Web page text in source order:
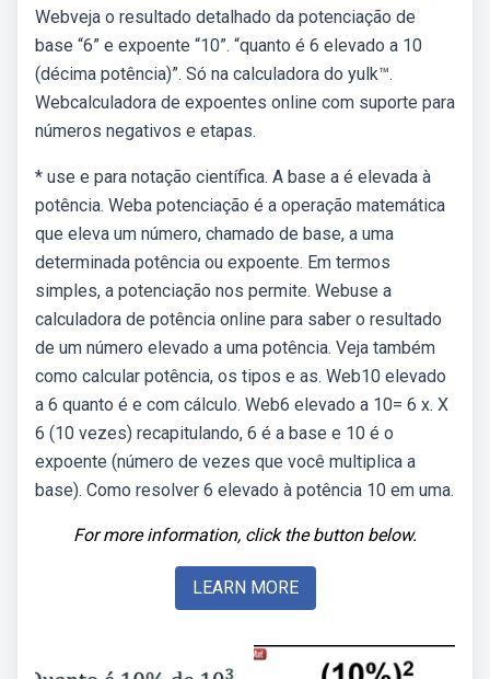
Webveja o resultado detalhado da potenciação de
base “6” e expoente “10”. “quanto é 6 elevado a 10
(décima potência)”. Só na calculadora do yulk™.
Webcalculadora de expoentes online com suporte para
números negativos e etapas.
* use e para notação científica. A base a é elevada à
potência. Weba potenciação é a operação matemática
que eleva um número, chamado de base, a uma
determinada potência ou expoente. Em termos
simples, a potenciação nos permite. Webuse a
calculadora de potência online para saber o resultado
de um número elevado a uma potência. Veja também
como calcular potência, os tipos e as. Web10 elevado
a 6 quanto é e com cálculo. Web6 elevado a 10= 6 x. X
6 (10 vezes) recapitulando, 6 é a base e 10 é o
expoente (número de vezes que você multiplica a
base). Como resolver 6 elevado à potência 10 em uma.
For more information, click the button below.
LEARN MORE